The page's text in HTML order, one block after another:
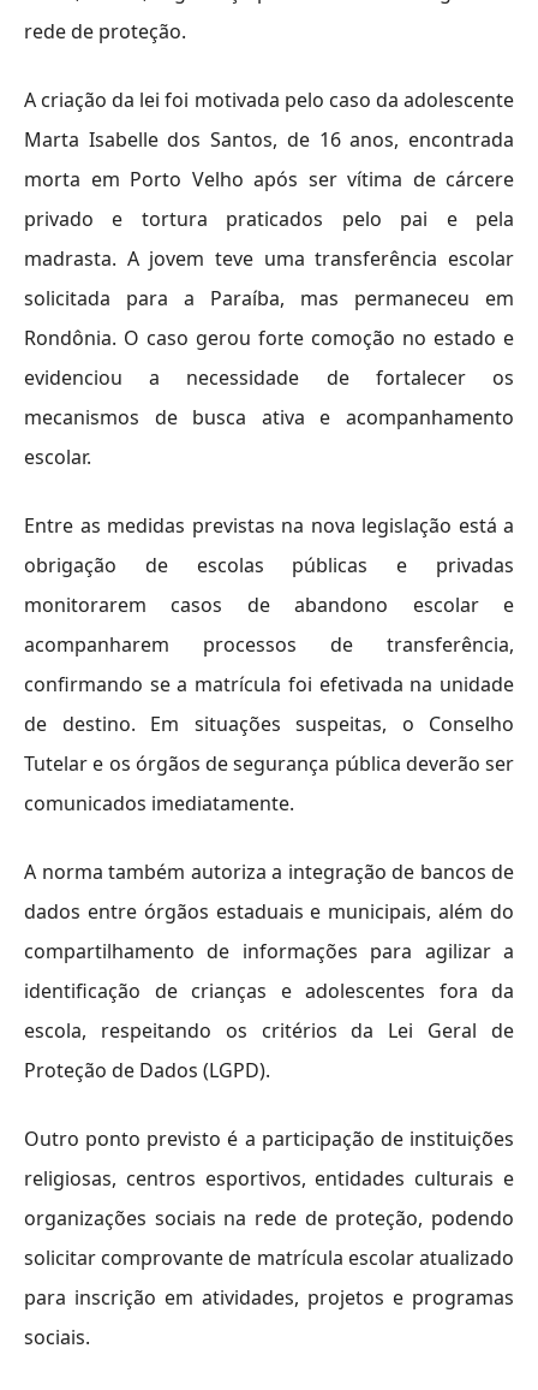
rede de proteção.
A criação da lei foi motivada pelo caso da adolescente
Marta Isabelle dos Santos, de 16 anos, encontrada
morta em Porto Velho após ser vítima de cárcere
privado e tortura praticados pelo pai e pela
madrasta. A jovem teve uma transferência escolar
solicitada para a Paraíba, mas permaneceu em
Rondônia. O caso gerou forte comoção no estado e
evidenciou a necessidade de fortalecer os
mecanismos de busca ativa e acompanhamento
escolar.
Entre as medidas previstas na nova legislação está a
obrigação de escolas públicas e privadas
monitorarem casos de abandono escolar e
acompanharem processos de transferência,
confirmando se a matrícula foi efetivada na unidade
de destino. Em situações suspeitas, o Conselho
Tutelar e os órgãos de segurança pública deverão ser
comunicados imediatamente.
A norma também autoriza a integração de bancos de
dados entre órgãos estaduais e municipais, além do
compartilhamento de informações para agilizar a
identificação de crianças e adolescentes fora da
escola, respeitando os critérios da Lei Geral de
Proteção de Dados (LGPD).
Outro ponto previsto é a participação de instituições
religiosas, centros esportivos, entidades culturais e
organizações sociais na rede de proteção, podendo
solicitar comprovante de matrícula escolar atualizado
para inscrição em atividades, projetos e programas
sociais.